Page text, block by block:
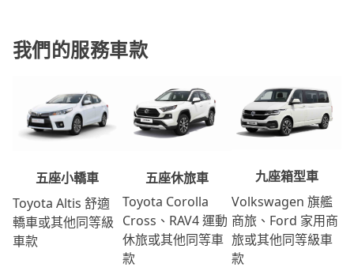
我們的服務車款
五座小轎車
Toyota Altis 舒適
轎車或其他同等級
車款
五座休旅車
Toyota Corolla
Cross、RAV4 運動
休旅或其他同等車
款
九座箱型車
Volkswagen 旗艦
商旅、Ford 家用商
旅或其他同等級車
款